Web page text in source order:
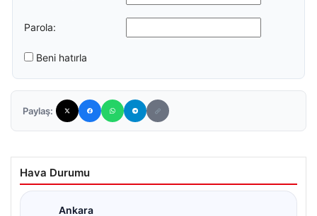
Parola:
Beni hatırla
Paylaş:
Hava Durumu
Ankara